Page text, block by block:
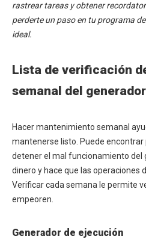
rastrear tareas y obtener
perderte un paso en tu programa
ideal.
Lista de verificación
semanal del generador
Hacer mantenimiento semanal
mantenerse listo. Puede
detener el mal funcionamiento del
dinero y hace que las operaciones
Verificar cada semana le permite
empeoren.
Generador de ejecución